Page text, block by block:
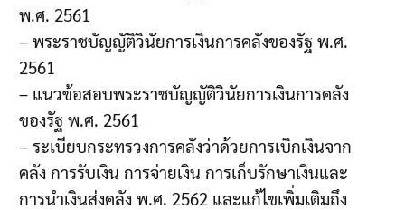
พ.ศ. 2561
– พระราชบัญญัติวินัยการเงินการคลังของรัฐ พ.ศ.
2561
– แนวข้อสอบพระราชบัญญัติวินัยการเงินการคลัง
ของรัฐ พ.ศ. 2561
– ระเบียบกระทรวงการคลังว่าด้วยการเบิกเงินจาก
คลัง การรับเงิน การจ่ายเงิน การเก็บรักษาเงินและ
การนำเงินส่งคลัง พ.ศ. 2562 และแก้ไขเพิ่มเติมถึง